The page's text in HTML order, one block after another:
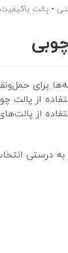
• پالت باکیفیت
برای
از پالت
از
درستی